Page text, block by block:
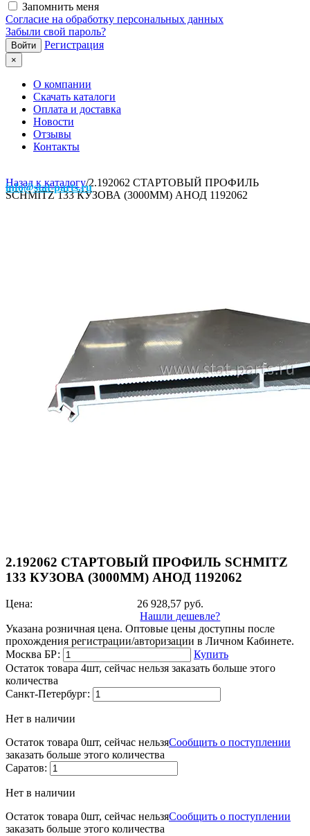
Запомнить меня
Согласие на обработку персональных данных
Забыли свой пароль?
Регистрация
×
О компании
Скачать каталоги
Оплата и доставка
Новости
Отзывы
Контакты
info@stat-parts.ru
Назад к каталогу/2.192062 СТАРТОВЫЙ ПРОФИЛЬ
SCHMITZ 133 КУЗОВА (3000ММ) АНОД 1192062
2.192062 СТАРТОВЫЙ ПРОФИЛЬ SCHMITZ
133 КУЗОВА (3000ММ) АНОД 1192062
Цена: 26 928,57руб.
Нашли дешевле?
Указана розничная цена. Оптовые цены доступны после
прохождения регистрации/авторизации в Личном Кабинете.
Москва БР:
Купить
Остаток товара 4шт, сейчас нельзя заказать больше этого
количества
Санкт-Петербург:
Нет в наличии
Сообщить о поступлении
Остаток товара 0шт, сейчас нельзя
заказать больше этого количества
Саратов:
Нет в наличии
Сообщить о поступлении
Остаток товара 0шт, сейчас нельзя
заказать больше этого количества